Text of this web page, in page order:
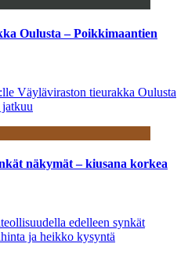
Oulusta – Poikkimaantien
Väyläviraston tieurakka Oulusta
näkymät – kiusana korkea
edelleen synkät
ja heikko kysyntä